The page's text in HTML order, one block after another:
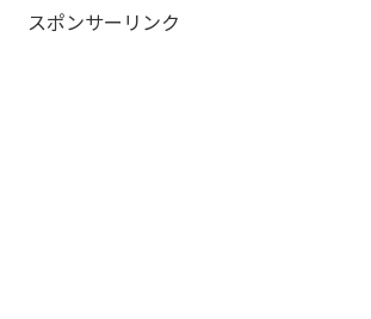
スポンサーリンク